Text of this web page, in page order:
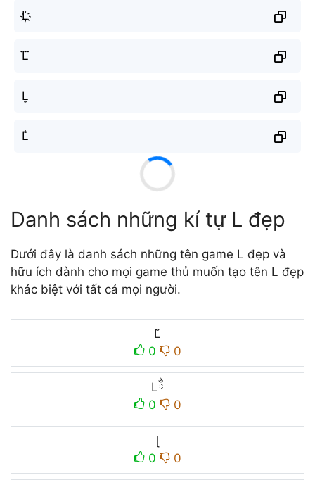
L҉
L⃜
L͎
L̐
Danh sách những kí tự L đẹp
Dưới đây là danh sách những tên game L đẹp và
hữu ích dành cho mọi game thủ muốn tạo tên L đẹp
khác biệt với tất cả mọi người.
L̆
0
0
Lྂ
0
0
ɭ
0
0